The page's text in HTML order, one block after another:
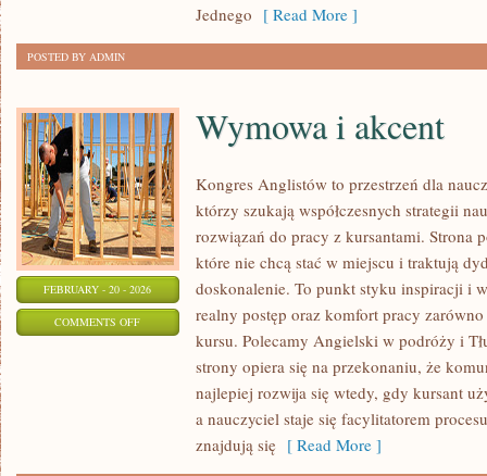
Jednego [ Read More ]
POSTED BY ADMIN
FEBRUARY - 20 - 2026
COMMENTS OFFON
Wymowa i akcent
Kongres Anglistów to przestrzeń dla
którzy szukają współczesnych strategii
rozwiązań do pracy z kursantami. Strona
które nie chcą stać w miejscu i traktują
doskonalenie. To punkt styku inspiracji i
realny postęp oraz komfort pracy
kursu. Polecamy Angielski w podróży i
strony opiera się na przekonaniu, że
najlepiej rozwija się wtedy, gdy kursant
a nauczyciel staje się facylitatorem
znajdują się [ Read More ]